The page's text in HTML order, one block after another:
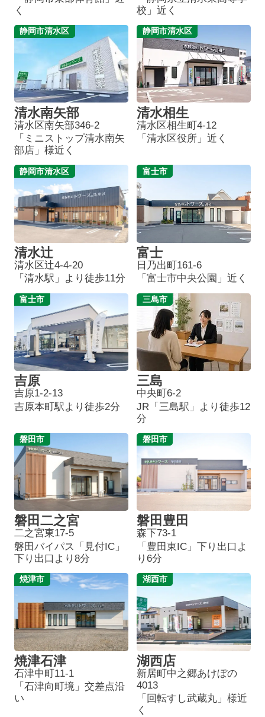
く
校」近く
静岡市清水区
清水南矢部
清水区南矢部346-2
「ミニストップ清水南矢
部店」様近く
静岡市清水区
清水相生
清水区相生町4-12
「清水区役所」近く
静岡市清水区
清水辻
清水区辻4-4-20
「清水駅」より徒歩11分
富士市
富士
日乃出町161-6
「富士市中央公園」近く
富士市
吉原
吉原1-2-13
吉原本町駅より徒歩2分
三島市
三島
中央町6-2
JR「三島駅」より徒歩12
分
磐田市
磐田二之宮
二之宮東17-5
磐田バイパス「見付IC」
下り出口より8分
磐田市
磐田豊田
森下73-1
「豊田東IC」下り出口よ
り6分
焼津市
焼津石津
石津中町11-1
「石津向町境」交差点沿
い
湖西市
湖西店
新居町中之郷あけぼの
4013
「回転すし武蔵丸」様近
く